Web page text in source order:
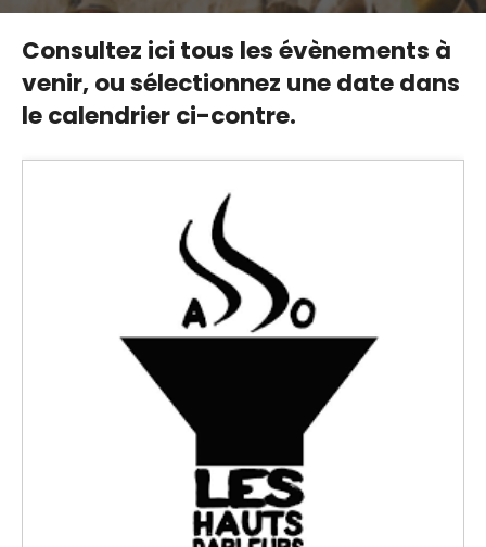
Consultez ici tous les évènements à
venir,ou sélectionnez une date dans
le calendrier ci-contre.